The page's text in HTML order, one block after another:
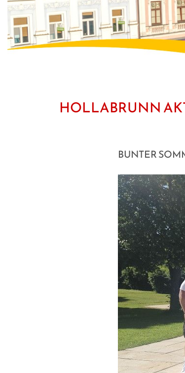
HOLLABRUNN
BUNTER